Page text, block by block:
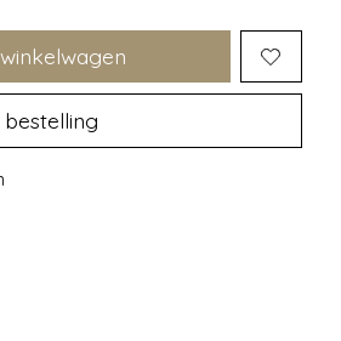
bestelling